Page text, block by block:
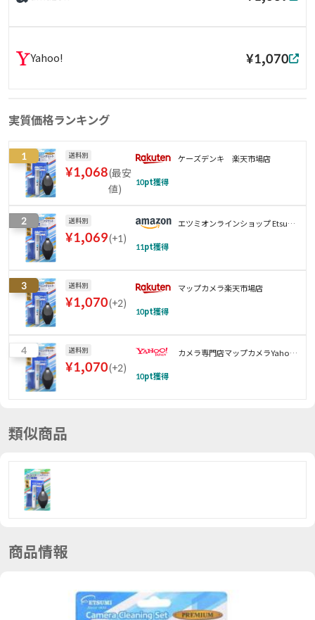
Yahoo! ¥1,070
実質価格ランキング
1 送料別
¥1,068(最安
値)
ケーズデンキ 楽天市場店
10pt獲得
2 送料別
¥1,069(+1)
エツミオンラインショップ Etsumi
11pt獲得
3 送料別
¥1,070(+2)
マップカメラ楽天市場店
10pt獲得
4 送料別
¥1,070(+2)
カメラ専門店マップカメラYahoo!
10pt獲得
類似商品
商品情報